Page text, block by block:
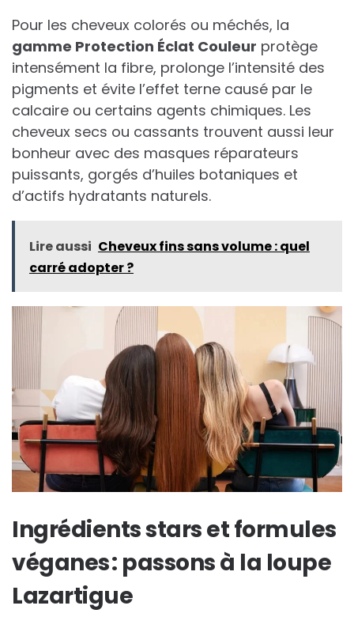
Pour les cheveux colorés ou méchés, la
gamme Protection Éclat Couleur protège
intensément la fibre, prolonge l’intensité des
pigments et évite l’effet terne causé par le
calcaire ou certains agents chimiques. Les
cheveux secs ou cassants trouvent aussi leur
bonheur avec des masques réparateurs
puissants, gorgés d’huiles botaniques et
d’actifs hydratants naturels.
Lire aussi Cheveux fins sans volume : quel
carré adopter ?
Ingrédients stars et formules
véganes : passons à la loupe
Lazartigue